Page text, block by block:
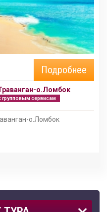
Подробнее
о.Ломбок
групповым сервисам
о.Ломбок